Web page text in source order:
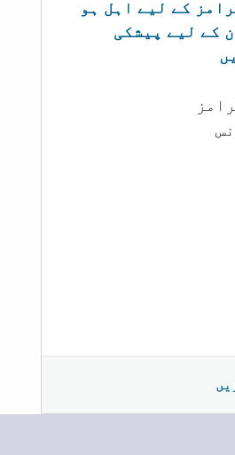
کے لیے اہل ہو
کے لیے پیشکی